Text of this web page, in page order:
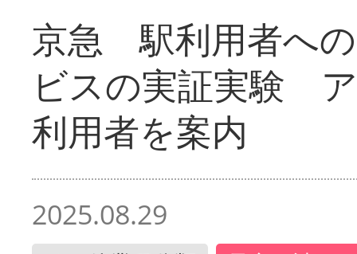
京急 駅利用者へ
ビスの実証実験
利用者を案内
2025.08.29